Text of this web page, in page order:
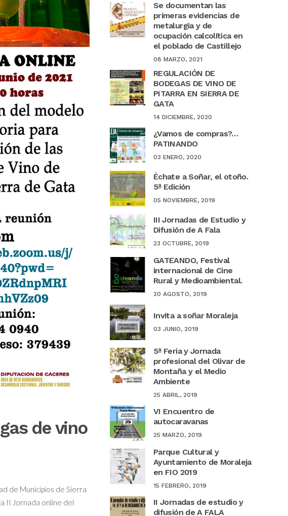
de vino
de Municipios de Sierra
II Jornada online del
Se documentan las
primeras evidencias de
metalurgia y de
ocupación calcolítica en
el poblado de Castillejo
08 MARZO, 2021
REGULACIÓN DE
BODEGAS DE VINO DE
PITARRA EN SIERRA DE
GATA
14 DICIEMBRE, 2020
¿Vamos de compras?…
PATINANDO
03 ENERO, 2020
Échate a Soñar, el otoño.
5ª Edición
05 NOVIEMBRE, 2019
III Jornadas de Estudio y
Difusión de A Fala
23 OCTUBRE, 2019
GATEANDO, Festival
internacional de Cine
Rural y Medioambiental.
20 AGOSTO, 2019
Invita a soñar Moraleja
03 JUNIO, 2019
5ª Feria y Jornada
profesional del Olivar de
Montaña y el Medio
Ambiente
25 ABRIL, 2019
VI Encuentro de
autocaravanas
25 MARZO, 2019
Parque Cultural y
Ayuntamiento de Moraleja
en FIO 2019
15 FEBRERO, 2019
II Jornadas de estudio y
difusión de A FALA